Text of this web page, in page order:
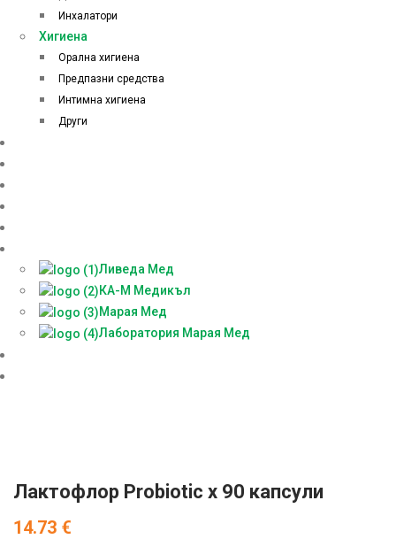
Инхалатори
Хигиена
Орална хигиена
Предпазни средства
Интимна хигиена
Други
Ливеда Мед
КА-М Медикъл
Марая Мед
Лаборатория Марая Мед
Лактофлор Probiotic х 90 капсули
14.73 €